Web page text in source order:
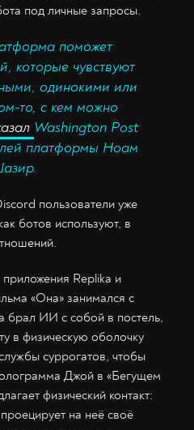
под личные запросы.
поможет
которые чувствуют
одинокими или
то, с кем можно
Washington Post
платформы Ноам
пользователи уже
ботов используют, в
приложения Replika и
«Она» занимался с
брал ИИ с собой в постель,
в физическую оболочку
суррогатов, чтобы
Джой в «Бегущем
физический контакт:
на неё своё